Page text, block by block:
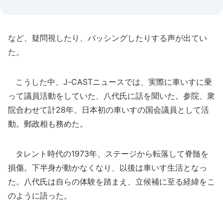
など、疑問視したり、バッシングしたりする声が出てい
た。
こうした中、J-CASTニュースでは、実際に車いすに乗
って議員活動をしていた、八代氏に話を聞いた。参院、衆
院合わせて計28年、日本初の車いすの国会議員として活
動。郵政相も務めた。
タレント時代の1973年、ステージから転落して脊髄を
損傷。下半身が動かなくなり、以後は車いす生活となっ
た。八代氏は自らの体験を踏まえ、立候補に至る経緯をこ
のように語った。